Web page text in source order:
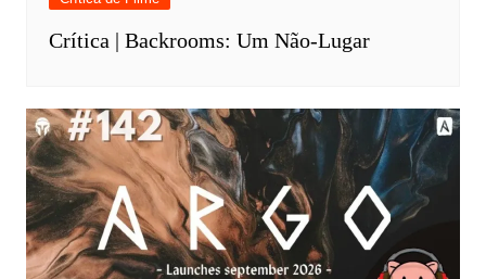
Crítica | Backrooms: Um Não-Lugar